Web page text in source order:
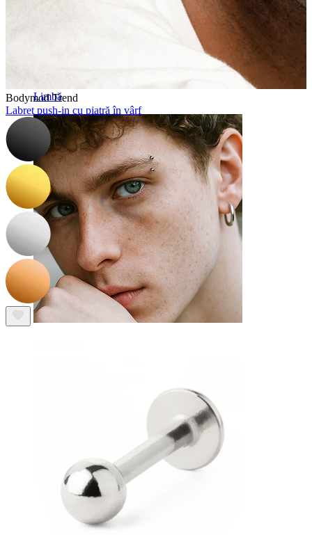
Limbă
Bodymod Trend
Labret push-in cu piatră în vârf